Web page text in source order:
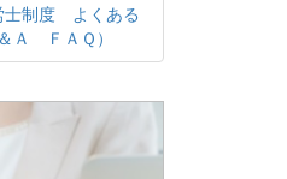
士制度 よくある
Ａ ＦＡＱ）